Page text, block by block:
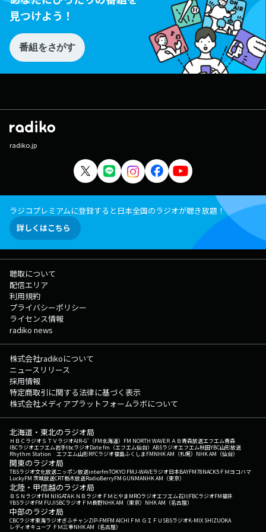
見つけよう！
番組をさがす
radiko.jp
ラジコプレミアムに登録すると日本全国のラジオが聴き放題！
詳しくはこちら
聴取について
配信エリア
利用規約
プライバシーポリシー
ライセンス情報
radiko news
株式会社radikoについて
ニュースリリース
採用情報
特定商取引に関する法律に基づく表示
株式会社メディアプラットフォームラボについて
北海道・東北のラジオ局
ＨＢＣラジオＳＴＶラジオAIR-G'（FM北海道） FM NORTH WAVEＲＡＢ青森放送エフエム青森
IBCラジオエフエム岩手tbcラジオDate fm（エフエム仙台） ABSラジオエフエム秋田YBC山形放送
Rhythm Station エフエム山形RFCラジオ福島ふくしまFMNHK AM（札幌） NHK AM（仙台）
関東のラジオ局
TBSラジオ文化放送ニッポン放送interfmTOKYO FMJ-WAVEラジオ日本BAYFM78NACK5 ＦＭヨコハマ
LuckyFM 茨城放送CRT栃木放送RadioBerryFM GUNMANHK AM（東京）
北陸・甲信越のラジオ局
ＢＳＮラジオFM NIIGATAＫＮＢラジオ ＦＭとやまMROラジオエフエム石川FBCラジオFM福井
YBSラジオFM FUJISBCラジオ ＦＭ長野NHK AM（東京） NHK AM（名古屋）
中部のラジオ局
CBCラジオ東海ラジオぎふチャンZIP-FMFM AICHI ＦＭ ＧＩＦＵ SBSラジオK-MIX SHIZUOKA
レディオキューブ ＦＭ三重NHK AM（名古屋）